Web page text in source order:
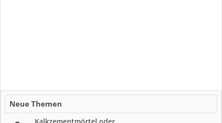
Neue Themen